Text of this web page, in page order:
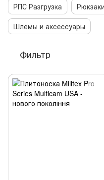
РПС Разгрузка
Шлемы и аксессуары
Фильтр